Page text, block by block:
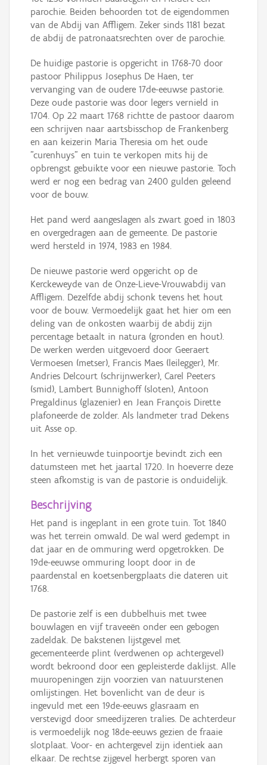
parochie. Beiden behoorden tot de eigendommen
van de Abdij van Affligem. Zeker sinds 1181 bezat
de abdij de patronaatsrechten over de parochie.
De huidige pastorie is opgericht in 1768-70 door
pastoor Philippus Josephus De Haen, ter
vervanging van de oudere 17de-eeuwse pastorie.
Deze oude pastorie was door legers vernield in
1704. Op 22 maart 1768 richtte de pastoor daarom
een schrijven naar aartsbisschop de Frankenberg
en aan keizerin Maria Theresia om het oude
"curenhuys" en tuin te verkopen mits hij de
opbrengst gebuikte voor een nieuwe pastorie. Toch
werd er nog een bedrag van 2400 gulden geleend
voor de bouw.
Het pand werd aangeslagen als zwart goed in 1803
en overgedragen aan de gemeente. De pastorie
werd hersteld in 1974, 1983 en 1984.
De nieuwe pastorie werd opgericht op de
Kerckeweyde van de Onze-Lieve-Vrouwabdij van
Affligem. Dezelfde abdij schonk tevens het hout
voor de bouw. Vermoedelijk gaat het hier om een
deling van de onkosten waarbij de abdij zijn
percentage betaalt in natura (gronden en hout).
De werken werden uitgevoerd door Geeraert
Vermoesen (metser), Francis Maes (leilegger), Mr.
Andries Delcourt (schrijnwerker), Carel Peeters
(smid), Lambert Bunnighoff (sloten), Antoon
Pregaldinus (glazenier) en Jean François Dirette
plafoneerde de zolder. Als landmeter trad Dekens
uit Asse op.
In het vernieuwde tuinpoortje bevindt zich een
datumsteen met het jaartal 1720. In hoeverre deze
steen afkomstig is van de pastorie is onduidelijk.
Beschrijving
Het pand is ingeplant in een grote tuin. Tot 1840
was het terrein omwald. De wal werd gedempt in
dat jaar en de ommuring werd opgetrokken. De
19de-eeuwse ommuring loopt door in de
paardenstal en koetsenbergplaats die dateren uit
1768.
De pastorie zelf is een dubbelhuis met twee
bouwlagen en vijf traveeën onder een gebogen
zadeldak. De bakstenen lijstgevel met
gecementeerde plint (verdwenen op achtergevel)
wordt bekroond door een gepleisterde daklijst. Alle
muuropeningen zijn voorzien van natuurstenen
omlijstingen. Het bovenlicht van de deur is
ingevuld met een 19de-eeuws glasraam en
verstevigd door smeedijzeren tralies. De achterdeur
is vermoedelijk nog 18de-eeuws gezien de fraaie
slotplaat. Voor- en achtergevel zijn identiek aan
elkaar. De rechtse zijgevel herbergt sporen van